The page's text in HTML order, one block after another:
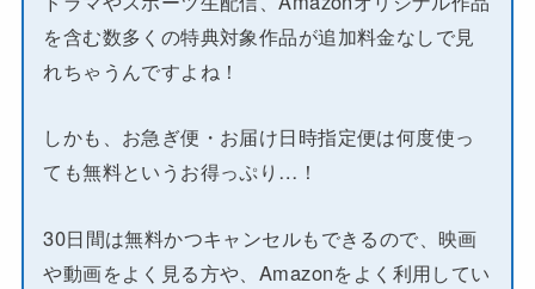
を含む数多くの特典対象作品が追加料金なしで見
れちゃうんですよね！
しかも、お急ぎ便・お届け日時指定便は何度使っ
ても無料というお得っぷり…！
30日間は無料かつキャンセルもできるので、映画
や動画をよく見る方や、Amazonをよく利用してい